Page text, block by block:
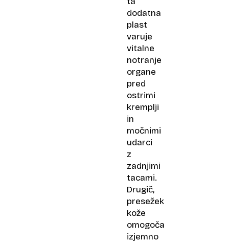
dodatna
plast
varuje
vitalne
notranje
organe
pred
ostrimi
kremplji
in
močnimi
udarci
z
zadnjimi
tacami.
Drugič,
presežek
kože
omogoča
izjemno